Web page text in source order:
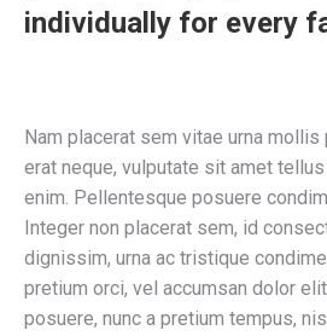
individually for every
Nam placerat sem vitae urna
erat neque, vulputate sit amet
enim. Pellentesque posuere
Integer non placerat sem, id
dignissim, urna ac tristique
pretium orci, vel accumsan dolor
posuere, nunc a pretium tempus,